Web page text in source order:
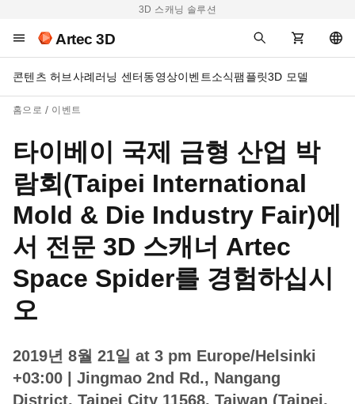
3D 스캐닝 솔루션
Artec 3D
콘텐츠 허브사례러닝 센터동영상이벤트소식팸플릿3D 모델
홈으로 이벤트
타이베이 국제 금형 산업 박
람회(Taipei International
Mold & Die Industry Fair)에
서 전문 3D 스캐너 Artec
Space Spider를 경험하십시
오
2019년 8월 21일 at 3 pm Europe/Helsinki
+03:00
| Jingmao 2nd Rd., Nangang
District, Taipei City 11568, Taiwan (Taipei,